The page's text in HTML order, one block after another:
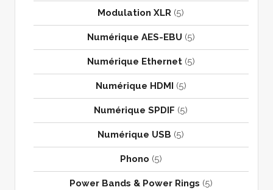
Modulation XLR (5)
Numérique AES-EBU (5)
Numérique Ethernet(5)
Numérique HDMI (5)
Numérique SPDIF (5)
Numérique USB (5)
Phono (5)
Power Bands & Power Rings (5)